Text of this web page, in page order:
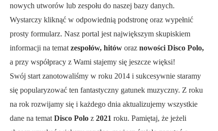
nowych utworów lub zespołu do naszej bazy danych.
Wystarczy kliknąć w odpowiednią podstronę oraz wypełnić
prosty formularz. Nasz portal jest największym skupiskiem
informacji na tematzespołów, hitów oraz nowości Disco Polo,
a przy współpracy z Wami stajemy się jeszcze więksi!
Swój start zanotowaliśmy w roku 2014 i sukcesywnie staramy
się popularyzować ten fantastyczny gatunek muzyczny. Z roku
na rok rozwijamy się i każdego dnia aktualizujemy wszystkie
dane na tematDisco Polo z 2021 roku. Pamiętaj, że jeżeli